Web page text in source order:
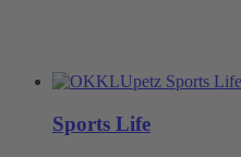
Sports Life